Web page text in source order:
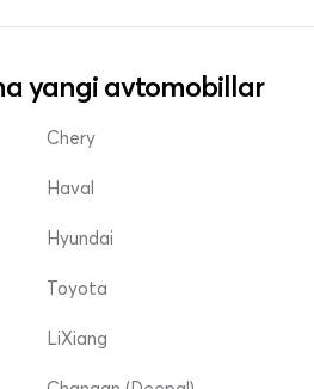
yangi avtomobillar
Chery
Haval
Hyundai
Toyota
LiXiang